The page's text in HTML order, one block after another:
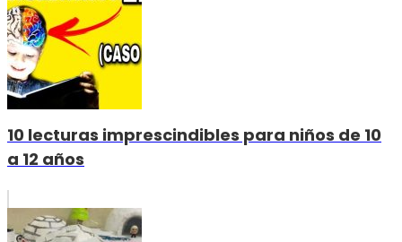
10 lecturas imprescindibles para niños de 10
a 12 años